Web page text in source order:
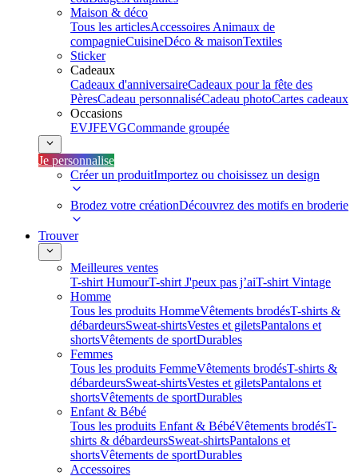
Maison & déco
Tous les articlesAccessoires Animaux de
compagnieCuisineDéco & maisonTextiles
Sticker
Cadeaux
Cadeaux d'anniversaireCadeaux pour la fête des
PèresCadeau personnaliséCadeau photoCartes cadeaux
Occasions
EVJFEVGCommande groupée
Je personnalise
Créer un produitImportez ou choisissez un design
Brodez votre créationDécouvrez des motifs en broderie
Trouver
Meilleures ventes
T-shirt HumourT-shirt J'peux pas j’aiT-shirt Vintage
Homme
Tous les produits HommeVêtements brodésT-shirts &
débardeursSweat-shirtsVestes et giletsPantalons et
shortsVêtements de sportDurables
Femmes
Tous les produits FemmeVêtements brodésT-shirts &
débardeursSweat-shirtsVestes et giletsPantalons et
shortsVêtements de sportDurables
Enfant & Bébé
Tous les produits Enfant & BébéVêtements brodésT-
shirts & débardeursSweat-shirtsPantalons et
shortsVêtements de sportDurables
Accessoires